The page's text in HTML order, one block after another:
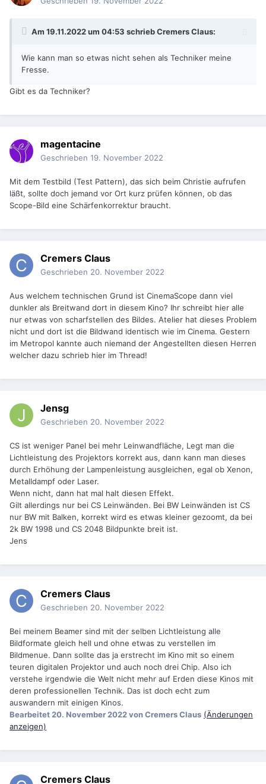
Am 19.11.2022 um 04:53 schriebCremers Claus:
Wie kann man so etwas nicht sehen als Techniker meine
Fresse.
Gibt es da Techniker?
magentacine
Geschrieben 19. November 2022
Mit dem Testbild (Test Pattern), das sich beim Christie aufrufen
läßt, sollte doch jemand vor Ort kurz prüfen können, ob das
Scope-Bild eine Schärfenkorrektur braucht.
Cremers Claus
Geschrieben 20. November 2022
Aus welchem technischen Grund ist CinemaScope dann viel
dunkler als Breitwand dort in diesem Kino? Ihr schreibt hier alle
nur etwas von scharfstellen des Bildes. Atelier hat dieses Problem
nicht und dort ist die Bildwand identisch wie im Cinema. Gestern
im Metropol kannte auch niemand der Angestellten diesen Herren
welcher dazu schrieb hier im Thread!
Jensg
Geschrieben 20. November 2022
CS ist weniger Panel bei mehr Leinwandfläche, Legt man die
Lichtleistung des Projektors korrekt aus, dann kann man dieses
durch Erhöhung der Lampenleistung ausgleichen, egal ob Xenon,
Metalldampf oder Laser.
Wenn nicht, dann hat mal halt diesen Effekt.
Gilt allerdings nur bei CS Leinwänden. Bei BW Leinwänden ist CS
nur BW mit Balken, korrekt wird es etwas kleiner gezoomt, da bei
2k BW 1998 und CS 2048 Bildpunkte breit ist.
Jens
Cremers Claus
Geschrieben 20. November 2022
Bei meinem Beamer sind mit der selben Lichtleistung alle
Bildformate gleich hell und ohne etwas zu verstellen im
Bildmenue. Dann sollte das ja erstrecht im Kino mit so einem
teuren digitalen Projektor und auch noch drei Chip. Also ich
verstehe irgendwie die Welt nicht mehr auf Erden diese Kinos mit
deren professionellen Technik. Das ist doch echt zum
auswandern mit einigen Kinos.
Bearbeitet20. November 2022von Cremers Claus (Änderungen
anzeigen)
Cremers Claus